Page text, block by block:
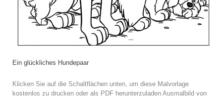
Ein glückliches Hundepaar
Klicken Sie auf die Schaltflächen unten, um diese Malvorlage
kostenlos zu drucken oder als PDF herunterzuladen Ausmalbild von